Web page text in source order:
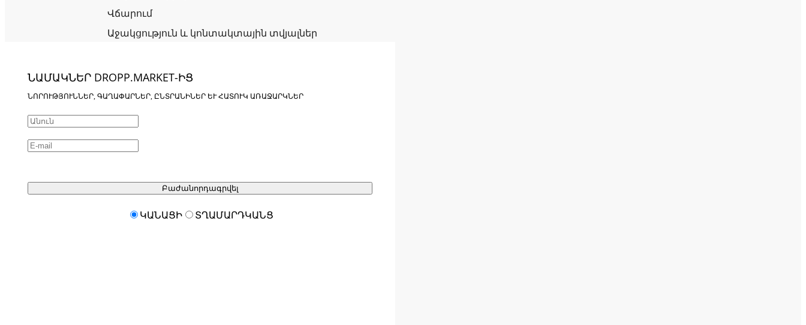
Վճարում
Աջակցություն և կոնտակտային տվյալներ
ՆԱՄԱԿՆԵՐ DROPP.MARKET-ԻՑ
ՆՈՐՈՒԹՅՈՒՆՆԵՐ, ԳԱՂԱՓԱՐՆԵՐ, ԸՆՏՐԱՆԻՆԵՐ ԵՒ ՀԱՏՈՒԿ ԱՌԱՋԱՐԿՆԵՐ
Բաժանորդագրվել
ԿԱՆԱՑԻ ՏՂԱՄԱՐԴԿԱՆՑ